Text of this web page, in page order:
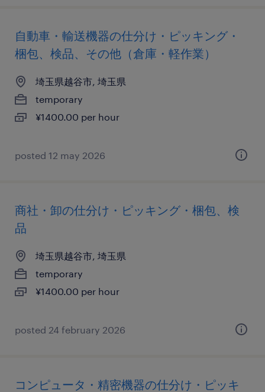
自動車・輸送機器の仕分け・ピッキング・
梱包、検品、その他（倉庫・軽作業）
埼玉県越谷市, 埼玉県
temporary
¥1400.00 per hour
posted 12 may 2026
商社・卸の仕分け・ピッキング・梱包、検
品
埼玉県越谷市, 埼玉県
temporary
¥1400.00 per hour
posted 24 february 2026
コンピュータ・精密機器の仕分け・ピッキ